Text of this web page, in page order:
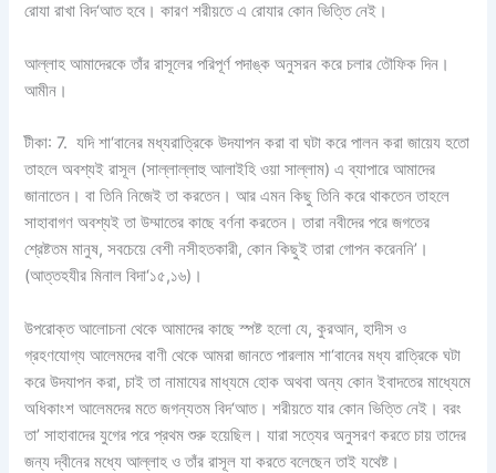
রোযা রাখা বিদ‘আত হবে। কারণ শরীয়তে এ রোযার কোন ভিত্তি নেই।
আল্লাহ আমাদেরকে তাঁর রাসূলের পরিপূর্ণ পদাঙ্ক অনুসরন করে চলার তৌফিক দিন।
আমীন।
টীকা: 7. যদি শা‘বানের মধ্যরাত্রিকে উদযাপন করা বা ঘটা করে পালন করা জায়েয হতো
তাহলে অবশ্যই রাসূল (সাল্লাল্লাহু আলাইহি ওয়া সাল্লাম) এ ব্যাপারে আমাদের
জানাতেন। বা তিনি নিজেই তা করতেন। আর এমন কিছু তিনি করে থাকতেন তাহলে
সাহাবাগণ অবশ্যই তা উম্মাতের কাছে বর্ণনা করতেন। তারা নবীদের পরে জগতের
শ্রেষ্টতম মানুষ, সবচেয়ে বেশী নসীহতকারী, কোন কিছুই তারা গোপন করেননি’।
(আত্‌তহযীর মিনাল বিদা‘১৫,১৬)।
উপরোক্ত আলোচনা থেকে আমাদের কাছে স্পষ্ট হলো যে, কুরআন, হাদীস ও
গ্রহণযোগ্য আলেমদের বাণী থেকে আমরা জানতে পারলাম শা‘বানের মধ্য রাত্রিকে ঘটা
করে উদযাপন করা, চাই তা নামাযের মাধ্যমে হোক অথবা অন্য কোন ইবাদতের মাধ্যেমে
অধিকাংশ আলেমদের মতে জগন্যতম বিদ‘আত। শরীয়তে যার কোন ভিত্তি নেই। বরং
তা’ সাহাবাদের যুগের পরে প্রথম শুরু হয়েছিল। যারা সত্যের অনুসরণ করতে চায় তাদের
জন্য দ্বীনের মধ্যে আল্লাহ ও তাঁর রাসূল যা করতে বলেছেন তাই যথেষ্ট।